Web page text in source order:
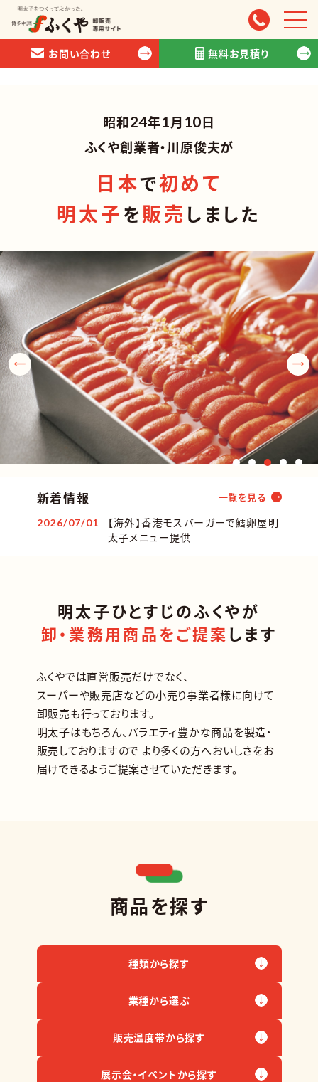
お取引について
会社情報
お問い合わせ 無料お見積り
お問い合わせ 無料お見積り
昭和24年1月 10日
ふくや創業者・川原俊夫が
日本で初めて
明太子を販売 しました
新着情報
2026/07/01
【海外】香港モスバーガーで鱈卵屋明
太子メニュー提供
一覧を見る
明太子ひとすじのふくやが
卸・業務用商品をご提案 します
ふくやでは直営販売だけでなく、
スーパーや販売店などの小売り事業者様に向けて
卸販売も行っております。
明太子はもちろん、バラエティ豊かな商品を製造・
販売しておりますので より多くの方へおいしさをお
届けできるようご提案させていただきます。
商品を探す
種類から探す
業種から選ぶ
販売温度帯から探す
展示会・イベントから探す